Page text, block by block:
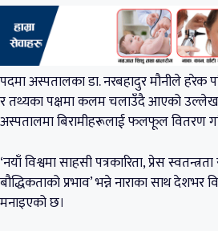
पदमा अस्पतालका डा. नरबहादुर मौनीले हरेक
र तथ्यका पक्षमा कलम चलाउँदै आएको उल्लेख
अस्पतालमा बिरामीहरूलाई फलफूल वितरण
‘नयाँ विश्वमा साहसी पत्रकारिता, प्रेस
बौद्धिकताको प्रभाव’ भन्ने नाराका साथ देशभर
मनाइएको छ।